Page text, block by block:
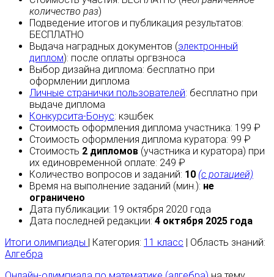
количество раз)
Подведение итогов и публикация результатов:
БЕСПЛАТНО
Выдача наградных документов (электронный
диплом): после оплаты оргвзноса
Выбор дизайна диплома: бесплатно при
оформлении диплома
Личные странички пользователей: бесплатно при
выдаче диплома
Конкурсита-Бонус: кэшбек
Стоимость оформления диплома участника: 199 ₽
Стоимость оформления диплома куратора: 99 ₽
Стоимость 2 дипломов (участника и куратора) при
их единовременной оплате: 249 ₽
Количество вопросов и заданий: 10 (с ротацией)
Время на выполнение заданий (мин.): не
ограничено
Дата публикации: 19 октября 2020 года
Дата последней редакции: 4 октября 2025 года
Итоги олимпиады
| Категория: 11 класс | Область знаний:
Алгебра